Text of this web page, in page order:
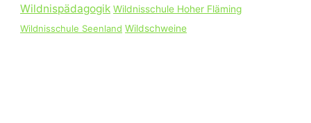
Wildnispädagogik Wildnisschule Hoher Fläming
Wildnisschule Seenland Wildschweine